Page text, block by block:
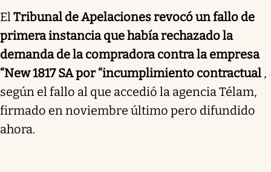
ElTribunal de Apelaciones revocó un fallo de
primera instancia que había rechazado la
demanda de la compradora contra la empresa
“New 1817 SA por “incumplimiento contractual ,
según el fallo al que accedió la agencia Télam,
firmado en noviembre último pero difundido
ahora.